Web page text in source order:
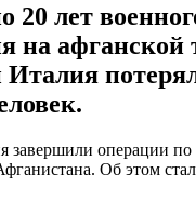
20 лет
на афганской
Италия
завершили операции
Об этом